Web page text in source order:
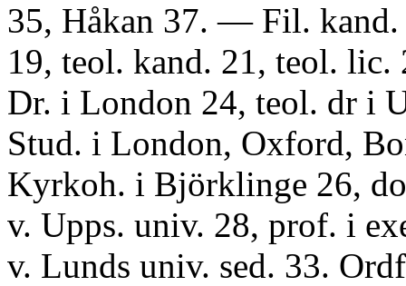
35, Håkan 37. — Fil. kand.
19, teol. kand. 21, teol. lic.
Dr. i London 24, teol. dr i
Stud. i London, Oxford,
Kyrkoh. i Björklinge 26,
v. Upps. univ. 28, prof. i
v. Lunds univ. sed. 33.